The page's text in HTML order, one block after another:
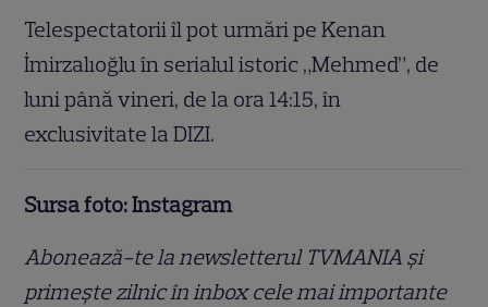
Telespectatorii îl pot urmări pe Kenan
İmirzalıoğlu în serialul istoric „Mehmed”, de
luni până vineri, de la ora 14:15, în
exclusivitate la DIZI.
Sursa foto: Instagram
Abonează-te la newsletterul TVMANIA și
primește zilnic în inbox cele mai importante